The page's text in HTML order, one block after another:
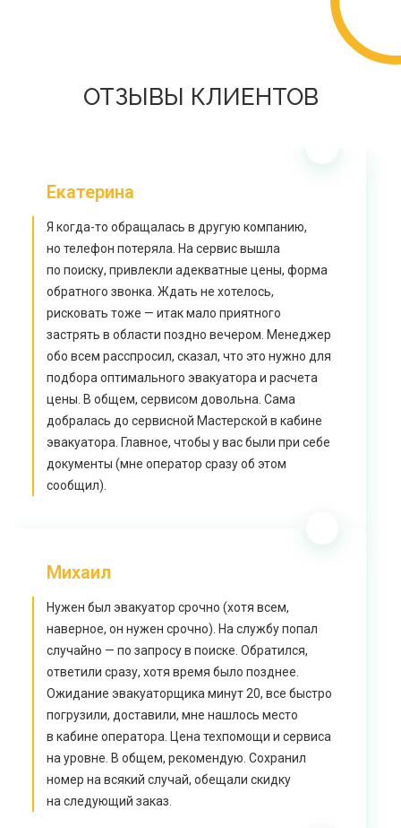
ОТЗЫВЫ КЛИЕНТОВ
Екатерина
Я когда-то обращалась в другую компанию,
но телефон потеряла. На сервис вышла
по поиску, привлекли адекватные цены, форма
обратного звонка. Ждать не хотелось,
рисковать тоже — итак мало приятного
застрять в области поздно вечером. Менеджер
обо всем расспросил, сказал, что это нужно для
подбора оптимального эвакуатора и расчета
цены. В общем, сервисом довольна. Сама
добралась до сервисной Мастерской в кабине
эвакуатора. Главное, чтобы у вас были при себе
документы (мне оператор сразу об этом
сообщил).
Михаил
Нужен был эвакуатор срочно (хотя всем,
наверное, он нужен срочно). На службу попал
случайно — по запросу в поиске. Обратился,
ответили сразу, хотя время было позднее.
Ожидание эвакуаторщика минут 20, все быстро
погрузили, доставили, мне нашлось место
в кабине оператора. Цена техпомощи и сервиса
на уровне. В общем, рекомендую. Сохранил
номер на всякий случай, обещали скидку
на следующий заказ.